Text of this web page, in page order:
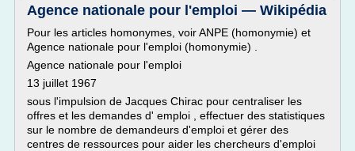
Agence nationale pour l'emploi — Wikipédia
Pour les articles homonymes, voir ANPE (homonymie) et
Agence nationale pour l'emploi (homonymie) .
Agence nationale pour l'emploi
13 juillet 1967
sous l'impulsion de Jacques Chirac pour centraliser les
offres et les demandes d' emploi , effectuer des statistiques
sur le nombre de demandeurs d'emploi et gérer des
centres de ressources pour aider les chercheurs d'emploi